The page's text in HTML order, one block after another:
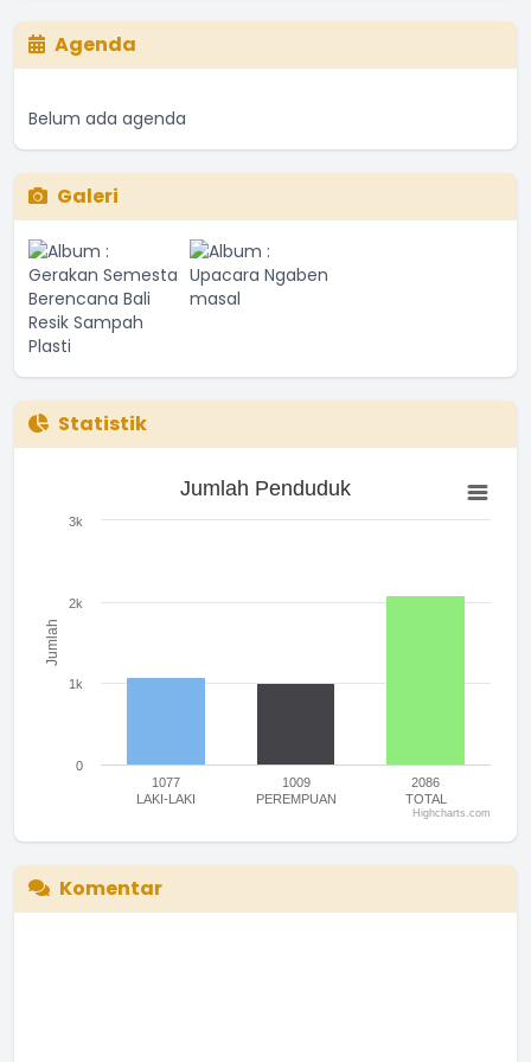
Agenda
Belum ada agenda
Galeri
Statistik
Bar chart with 3 bars.
The chart has 1 X axis displaying categories.
Jumlah
Jumlah Penduduk
1077
LAKI-LAKI
1009
PEREMPUAN
2086
TOTAL
0
1k
2k
3k
Highcharts.com
Komentar